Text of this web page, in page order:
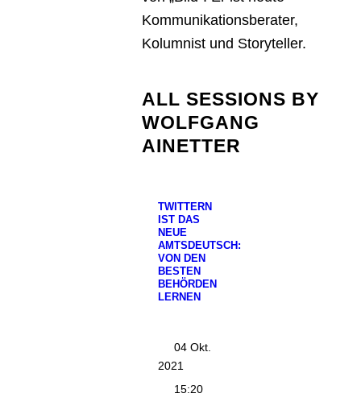
Kommunikationsberater,
Kolumnist und Storyteller.
ALL SESSIONS BY
WOLFGANG
AINETTER
TWITTERN
IST DAS
NEUE
AMTSDEUTSCH:
VON DEN
BESTEN
BEHÖRDEN
LERNEN
04 Okt.
2021
15:20